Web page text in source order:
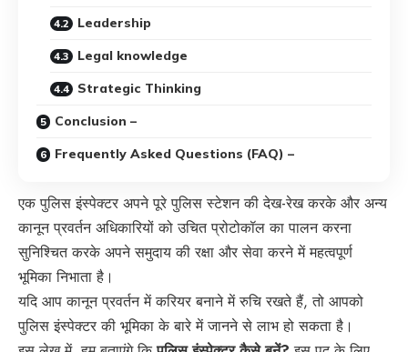
Leadership
Legal knowledge
Strategic Thinking
Conclusion –
Frequently Asked Questions (FAQ) –
एक पुलिस इंस्पेक्टर अपने पूरे पुलिस स्टेशन की देख-रेख करके और अन्य
कानून प्रवर्तन अधिकारियों को उचित प्रोटोकॉल का पालन करना
सुनिश्चित करके अपने समुदाय की रक्षा और सेवा करने में महत्वपूर्ण
भूमिका निभाता है।
यदि आप कानून प्रवर्तन में करियर बनाने में रुचि रखते हैं, तो आपको
पुलिस इंस्पेक्टर की भूमिका के बारे में जानने से लाभ हो सकता है।